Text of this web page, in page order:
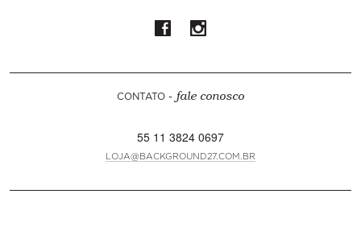
CONTATO - fale conosco
55 11 3824 0697
LOJA@BACKGROUND27.COM.BR